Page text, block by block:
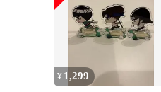
¥ 1,299